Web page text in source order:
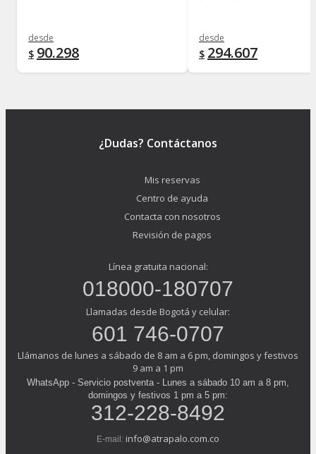
desde
$ 90.298
desde
$ 294.607
¿Dudas? Contáctanos
Mis reservas
Centro de ayuda
Contacta con nosotros
Revisión de pagos
Línea gratuita nacional:
018000-180707
Llamadas desde Bogotá y celular:
601 746-0707
Llámanos de lunes a sábado de 8 am a 6 pm, domingos y festivos
9 am a 1 pm
WhatsApp - Servicio postventa - Lunes a sábado 10 am a 8 pm,
domingos y festivos 1 pm a 5 pm:
312-228-8492
E-mail: info@atrapalo.com.co